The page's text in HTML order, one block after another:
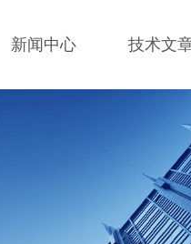
新闻中心 技术文